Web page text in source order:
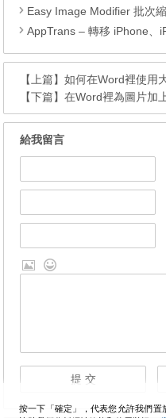
Easy Image Modifier 批次
AppTrans – 轉移 iPhone、
【上篇】如何在Word裡使用
【下篇】在Word裡為圖片加
給我留言
按一下「確定」，代表您允許我們置